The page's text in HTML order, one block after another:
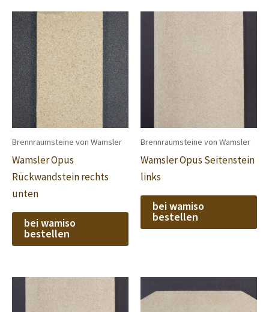
Brennraumsteine von Wamsler
Wamsler Opus
Rückwandstein rechts
unten
bei wamiso
bestellen
Brennraumsteine von Wamsler
Wamsler Opus Seitenstein
links
bei wamiso
bestellen